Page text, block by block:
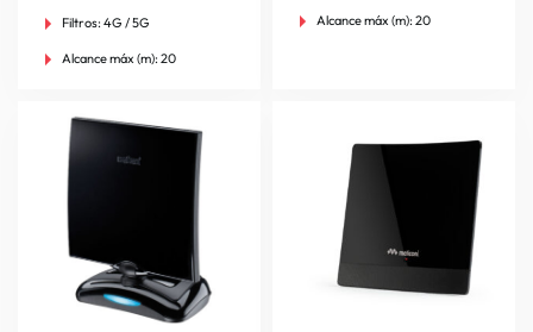
Filtros: 4G / 5G
Alcance máx (m): 20
Alcance máx (m): 20